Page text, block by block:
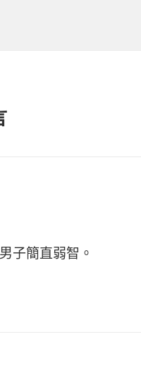
子簡直弱智。